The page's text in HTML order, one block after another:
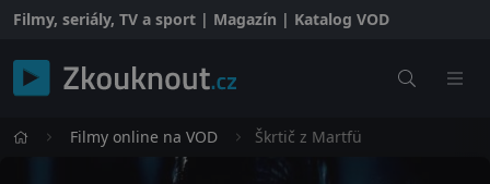
Filmy, seriály, TV a sport | Magazín | Katalog VOD
Filmy online na VOD Škrtič z Martfü